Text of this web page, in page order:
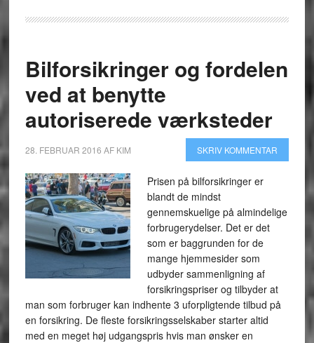
Bilforsikringer og fordelen
ved at benytte
autoriserede værksteder
28. FEBRUAR 2016 AF KIM SKRIV KOMMENTAR
Prisen på bilforsikringer er
blandt de mindst
gennemskuelige på almindelige
forbrugerydelser. Det er det
som er baggrunden for de
mange hjemmesider som
udbyder sammenligning af
forsikringspriser og tilbyder at
man som forbruger kan indhente 3 uforpligtende tilbud på
en forsikring. De fleste forsikringsselskaber starter altid
med en meget høj udgangspris hvis man ønsker en